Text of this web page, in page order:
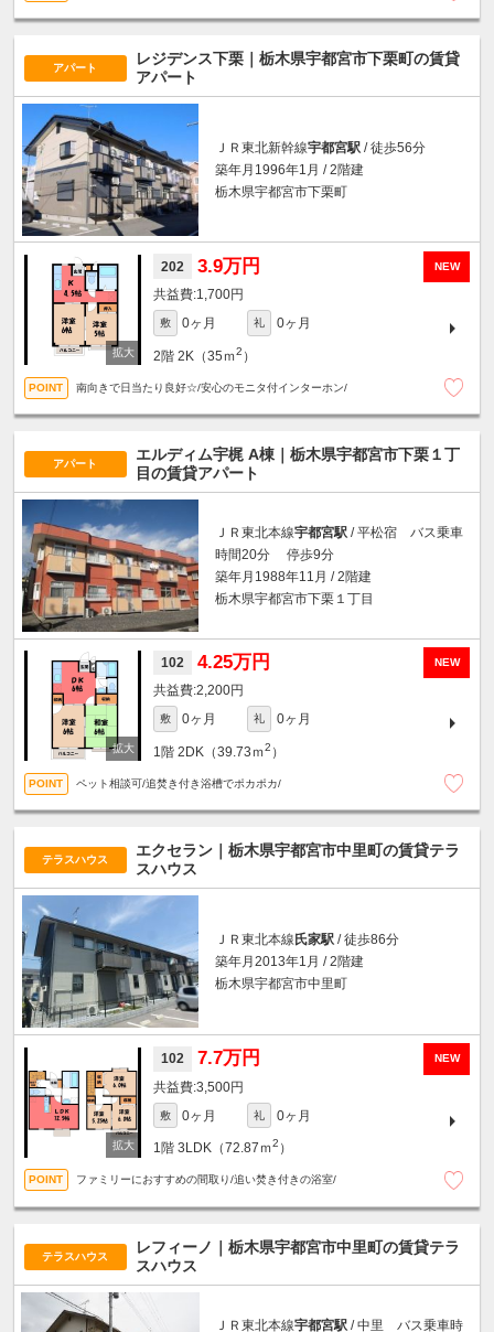
アパート
レジデンス下栗｜栃木県宇都宮市下栗町の賃貸
アパート
ＪＲ東北新幹線宇都宮駅 / 徒歩56分
築年月1996年1月 / 2階建
栃木県宇都宮市下栗町
NEW
202 3.9万円
1,700円
敷 0ヶ月 礼 0ヶ月
2階 2K（35ｍ2 ）
南向きで日当たり良好☆/安心のモニタ付インターホン/
アパート
エルディム宇梶 A棟｜栃木県宇都宮市下栗１丁
目の賃貸アパート
ＪＲ東北本線宇都宮駅 / 平松宿 バス乗車
時間20分 停歩9分
築年月1988年11月 / 2階建
栃木県宇都宮市下栗１丁目
NEW
102 4.25万円
2,200円
敷 0ヶ月 礼 0ヶ月
1階 2DK（39.73ｍ2 ）
ペット相談可/追焚き付き浴槽でポカポカ/
テラスハウス
エクセラン｜栃木県宇都宮市中里町の賃貸テラ
スハウス
ＪＲ東北本線 氏家駅 / 徒歩86分
築年月2013年1月 / 2階建
栃木県宇都宮市中里町
NEW
102 7.7万円
3,500円
敷 0ヶ月 礼 0ヶ月
1階 3LDK（72.87ｍ2 ）
ファミリーにおすすめの間取り/追い焚き付きの浴室/
テラスハウス
レフィーノ｜栃木県宇都宮市中里町の賃貸テラ
スハウス
ＪＲ東北本線宇都宮駅 / 中里 バス乗車時